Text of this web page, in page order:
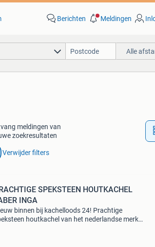
Berichten Meldingen
Alle
meldingen van
zoekresultaten
Verwijder filters
SPEKSTEEN HOUTKACHEL
INGA
binnen bij kachelloods 24! Prachtige
houtkachel van het nederlandse merk